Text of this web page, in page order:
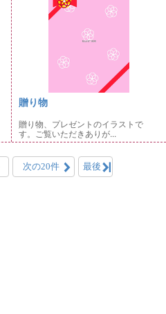
贈り物
贈り物、プレゼントのイラストで
す。ご覧いただきありが...
次の20件 最後